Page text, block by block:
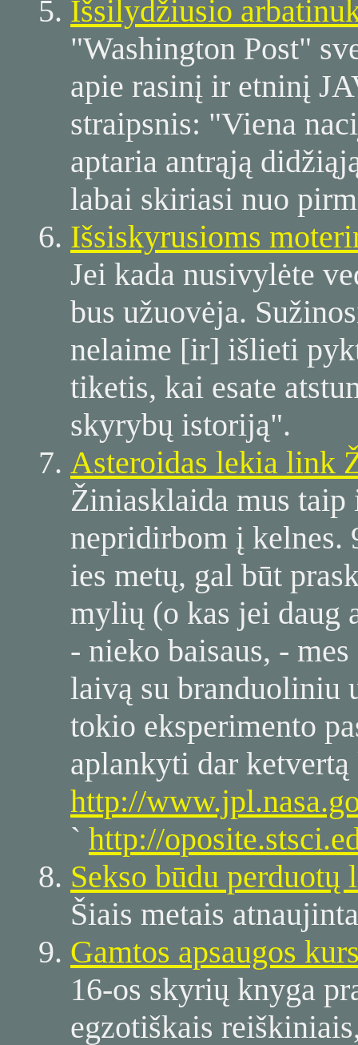
Išsilydžiusio
"Washington Post"
apie rasinį ir etninį
straipsnis: "Viena
aptaria antrąją
labai skiriasi nuo
Išsiskyrusioms
Jei kada nusivylėte
bus užuovėja.
nelaime [ir] išlieti
tiketis, kai esate
skyrybų istoriją".
Asteroidas lekia link
Žiniasklaida mus taip
nepridirbom į kelnes.
ies metų, gal būt
mylių (o kas jei daug
- nieko baisaus, -
laivą su branduoliniu
tokio eksperimento
aplankyti dar
http://
` http://
Sekso būdu perduotų
Šiais metais
Gamtos apsaugos
16-os skyrių knyga
egzotiškais